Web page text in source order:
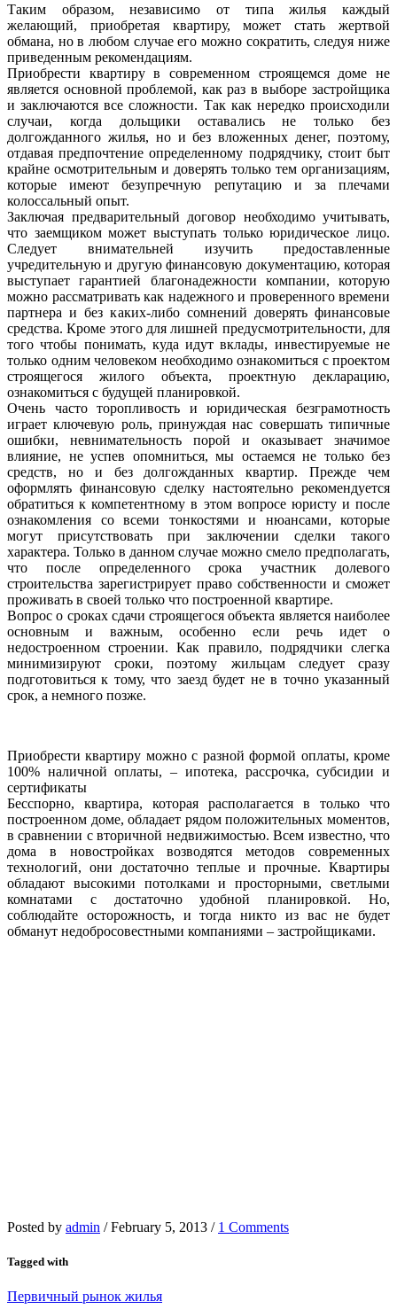
Таким образом, независимо от типа жилья каждый
желающий, приобретая квартиру, может стать жертвой
обмана, но в любом случае его можно сократить, следуя ниже
приведенным рекомендациям.
Приобрести квартиру в современном строящемся доме не
является основной проблемой, как раз в выборе застройщика
и заключаются все сложности. Так как нередко происходили
случаи, когда дольщики оставались не только без
долгожданного жилья, но и без вложенных денег, поэтому,
отдавая предпочтение определенному подрядчику, стоит быт
крайне осмотрительным и доверять только тем организациям,
которые имеют безупречную репутацию и за плечами
колоссальный опыт.
Заключая предварительный договор необходимо учитывать,
что заемщиком может выступать только юридическое лицо.
Следует внимательней изучить предоставленные
учредительную и другую финансовую документацию, которая
выступает гарантией благонадежности компании, которую
можно рассматривать как надежного и проверенного времени
партнера и без каких-либо сомнений доверять финансовые
средства. Кроме этого для лишней предусмотрительности, для
того чтобы понимать, куда идут вклады, инвестируемые не
только одним человеком необходимо ознакомиться с проектом
строящегося жилого объекта, проектную декларацию,
ознакомиться с будущей планировкой.
Очень часто торопливость и юридическая безграмотность
играет ключевую роль, принуждая нас совершать типичные
ошибки, невнимательность порой и оказывает значимое
влияние, не успев опомниться, мы остаемся не только без
средств, но и без долгожданных квартир. Прежде чем
оформлять финансовую сделку настоятельно рекомендуется
обратиться к компетентному в этом вопросе юристу и после
ознакомления со всеми тонкостями и нюансами, которые
могут присутствовать при заключении сделки такого
характера. Только в данном случае можно смело предполагать,
что после определенного срока участник долевого
строительства зарегистрирует право собственности и сможет
проживать в своей только что построенной квартире.
Вопрос о сроках сдачи строящегося объекта является наиболее
основным и важным, особенно если речь идет о
недостроенном строении. Как правило, подрядчики слегка
минимизируют сроки, поэтому жильцам следует сразу
подготовиться к тому, что заезд будет не в точно указанный
срок, а немного позже.
Приобрести квартиру можно с разной формой оплаты, кроме
100% наличной оплаты, – ипотека, рассрочка, субсидии и
сертификаты
Бесспорно, квартира, которая располагается в только что
построенном доме, обладает рядом положительных моментов,
в сравнении с вторичной недвижимостью. Всем известно, что
дома в новостройках возводятся методов современных
технологий, они достаточно теплые и прочные. Квартиры
обладают высокими потолками и просторными, светлыми
комнатами с достаточно удобной планировкой. Но,
соблюдайте осторожность, и тогда никто из вас не будет
обманут недобросовестными компаниями – застройщиками.
Posted by admin / February 5, 2013 / 1 Comments
Tagged with
Первичный рынок жилья